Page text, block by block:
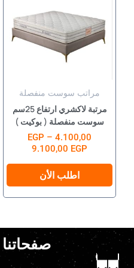
مراتب سوست منفصلة
مرتبة لاكشري ارتفاع 25سم
سوست منفصلة ( بوكيت )
4.100,00
EGP –
9.100,00 EGP
خلال
اطلب الأن
الأشكال
المختلفة
لهذا
اختيار
الخيارات
على
صفحة
المنتج
صفحاتنا